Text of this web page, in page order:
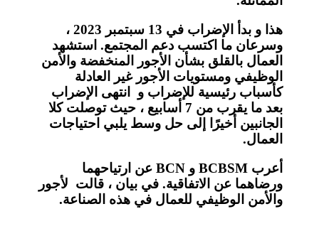
هذا و بدأ الإضراب في 13 سبتمبر 2023 ،
وسرعان ما اكتسب دعم المجتمع. استشهد
العمال بالقلق بشأن الأجور المنخفضة والأمن
الوظيفي ومستويات الأجور غير العادلة
كأسباب رئيسية للإضراب و انتهى الإضراب
بعد ما يقرب من 7 أسابيع ، حيث توصلت كلا
الجانبين أخيرًا إلى حل وسط يلبي احتياجات
العمال.
أعرب BCBSM و BCN عن ارتياحهما
ورضاهما عن الاتفاقية. في بيان ، قالت لأجور
والأمن الوظيفي للعمال في هذه الصناعة.